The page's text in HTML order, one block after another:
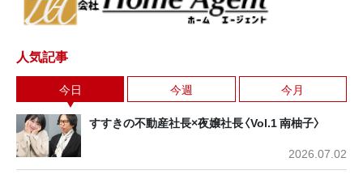
人気記事
今日 今週 今月
すすきの不動産社長×夜嬢社長〈Vol.1 南柚子〉
2026.07.02